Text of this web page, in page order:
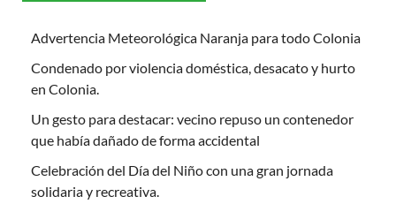
Advertencia Meteorológica Naranja para todo Colonia
Condenado por violencia doméstica, desacato y hurto
en Colonia.
Un gesto para destacar: vecino repuso un contenedor
que había dañado de forma accidental
Celebración del Día del Niño con una gran jornada
solidaria y recreativa.